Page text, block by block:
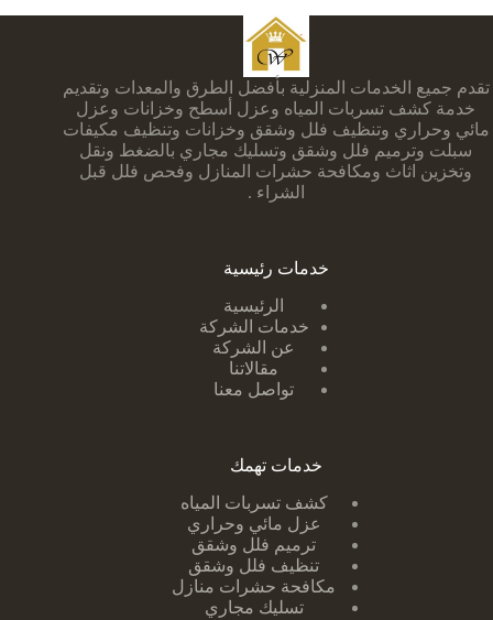
تقدم جميع الخدمات المنزلية بأفضل الطرق والمعدات وتقديم
خدمة كشف تسربات المياه وعزل أسطح وخزانات وعزل
مائي وحراري وتنظيف فلل وشقق وخزانات وتنظيف مكيفات
سبلت وترميم فلل وشقق وتسليك مجاري بالضغط ونقل
وتخزين اثاث ومكافحة حشرات المنازل وفحص فلل قبل
الشراء .
خدمات رئيسية
الرئيسية
خدمات الشركة
عن الشركة
مقالاتنا
تواصل معنا
خدمات تهمك
كشف تسربات ا لمياه
عزل مائي وحراري
ترميم فلل وشقق
تنظيف فلل وشقق
مكافحة حشرات منازل
تسليك مجاري